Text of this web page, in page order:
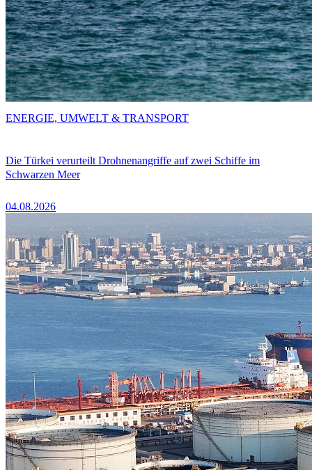
Die Türkei verurteilt Drohnenangriffe auf zwei Schiffe im
Schwarzen Meer
04.08.2026
ENERGIE, UMWELT & TRANSPORT